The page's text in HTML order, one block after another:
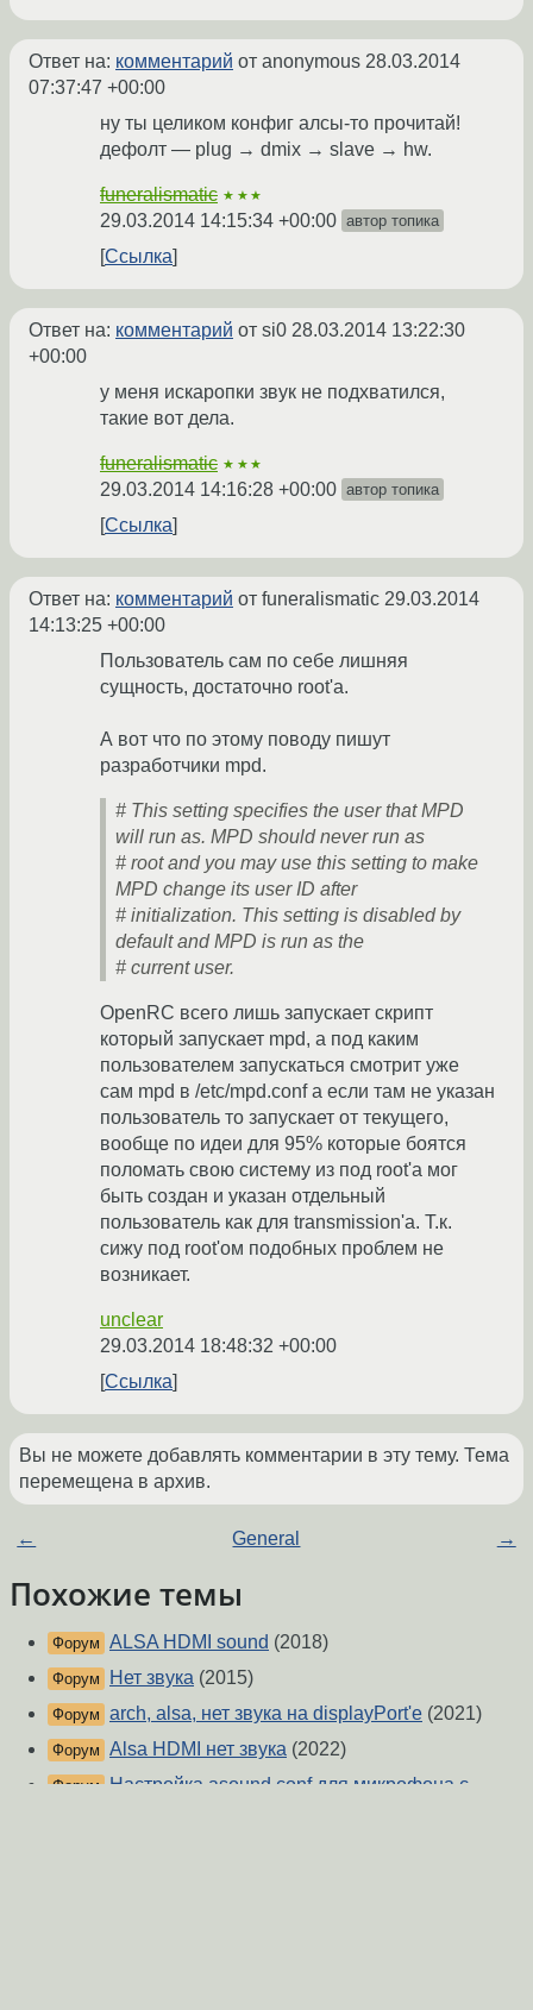
Ответ на: комментарий от anonymous 28.03.2014
07:37:47 +00:00
ну ты целиком конфиг алсы-то прочитай!
дефолт — plug → dmix → slave → hw.
funeralismatic ★★★
29.03.2014 14:15:34 +00:00 автор топика
Ссылка
Ответ на: комментарий от si0 28.03.2014 13:22:30
+00:00
у меня искаропки звук не подхватился,
такие вот дела.
funeralismatic ★★★
29.03.2014 14:16:28 +00:00 автор топика
Ссылка
Ответ на: комментарий от funeralismatic 29.03.2014
14:13:25 +00:00
Пользователь сам по себе лишняя
сущность, достаточно root'а.
А вот что по этому поводу пишут
разработчики mpd.
# This setting specifies the user that MPD
will run as. MPD should never run as
# root and you may use this setting to make
MPD change its user ID after
# initialization. This setting is disabled by
default and MPD is run as the
# current user.
OpenRC всего лишь запускает скрипт
который запускает mpd, а под каким
пользователем запускаться смотрит уже
сам mpd в /etc/mpd.conf а если там не указан
пользователь то запускает от текущего,
вообще по идеи для 95% которые боятся
поломать свою систему из под root'а мог
быть создан и указан отдельный
пользователь как для transmission'а. Т.к.
сижу под root'ом подобных проблем не
возникает.
unclear
29.03.2014 18:48:32 +00:00
Ссылка
Вы не можете добавлять комментарии в эту тему. Тема
перемещена в архив.
← General →
Похожие темы
Форум ALSA HDMI sound (2018)
Форум Нет звука (2015)
Форум arch, alsa, нет звука на displayPort'е (2021)
Форум Alsa HDMI нет звука (2022)
Форум Настройка asound.conf для микрофона с